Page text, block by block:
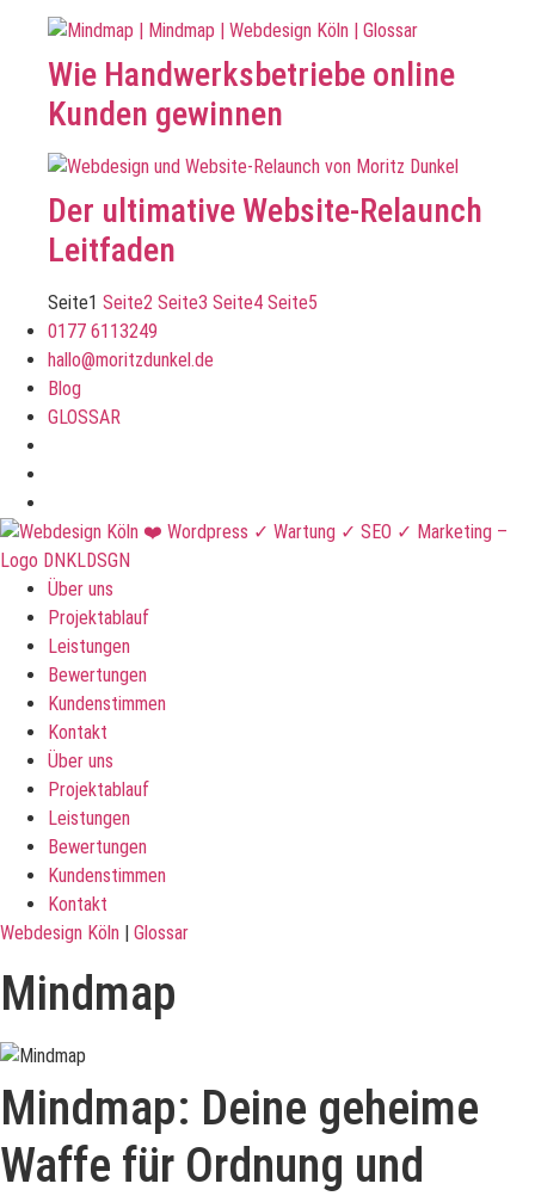
Wie Handwerksbetriebe online
Kunden gewinnen
Der ultimative Website-Relaunch
Leitfaden
Seite1 Seite2 Seite3 Seite4 Seite5
0177 6113249
hallo@moritzdunkel.de
Blog
GLOSSAR
Über uns
Projektablauf
Leistungen
Bewertungen
Kundenstimmen
Kontakt
Über uns
Projektablauf
Leistungen
Bewertungen
Kundenstimmen
Kontakt
Webdesign Köln
Glossar
Mindmap
Mindmap: Deine geheime
Waffe für Ordnung und